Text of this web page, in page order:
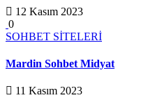
12 Kasım 2023
0
SOHBET SİTELERİ
Mardin Sohbet Midyat
11 Kasım 2023